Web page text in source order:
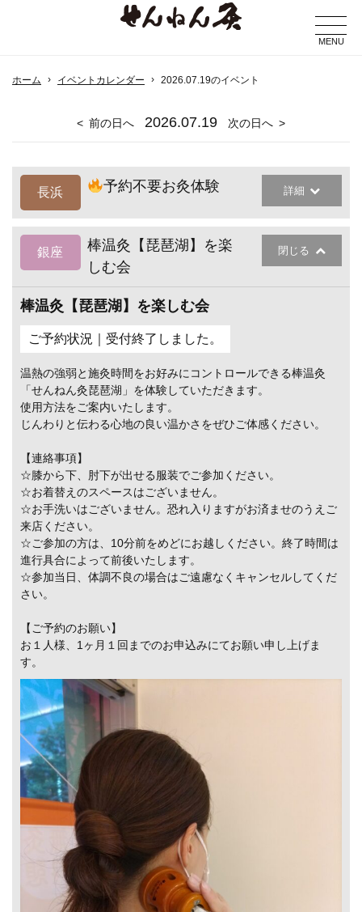
MENU
ホーム イベントカレンダー 2026.07.19のイベント
前の日へ 2026.07.19 次の日へ
長浜 予約不要お灸体験 詳細
銀座
棒温灸【琵琶湖】を楽
しむ会
閉じる
棒温灸【琵琶湖】を楽しむ会
ご予約状況｜受付終了しました。
温熱の強弱と施灸時間をお好みにコントロールできる棒温灸
「せんねん灸琵琶湖」を体験していただきます。
使用方法をご案内いたします。
じんわりと伝わる心地の良い温かさをぜひご体感ください。
【連絡事項】
☆膝から下、肘下が出せる服装でご参加ください。
☆お着替えのスペースはございません。
☆お手洗いはございません。恐れ入りますがお済ませのうえご
来店ください。
☆ご参加の方は、10分前をめどにお越しください。終了時間は
進行具合によって前後いたします。
☆参加当日、体調不良の場合はご遠慮なくキャンセルしてくだ
さい。
【ご予約のお願い】
お１人様、1ヶ月１回までのお申込みにてお願い申し上げま
す。